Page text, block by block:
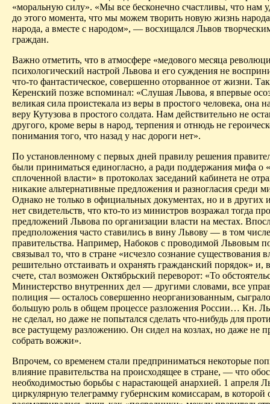
«моральную силу». «Мы все бесконечно счастливы, что нам
до этого момента, что мы можем творить новую жизнь
народа, а вместе с народом», — восхищался Львов
граждан.
Важно отметить, что в атмосфере «медового месяца
психологический настрой Львова и его суждения не
что-то фантастическое, совершенно оторванное от жизни.
Керенский позже вспоминал: «Слушая Львова, я впервые
великая сила проистекала из веры в простого человека, она
веру Кутузова в простого солдата. Нам действительно не
другого, кроме веры в народ, терпения и отнюдь не
понимания того, что назад у нас дороги нет».
По установленному с первых дней правилу решения
были приниматься единогласно, а ради поддержания мифа о
сплоченной власти» в протоколах заседаний кабинета не
никакие альтернативные предложения и разногласия среди
Однако не только в официальных документах, но и в других
нет свидетельств, что кто-то из министров возражал тогда
предложений Львова по организации власти на местах.
предположения часто ставились в вину Львову — в том
правительства. Например, Набоков с проводимой Львовым
связывал то, что в стране «исчезло сознание существования
решительно отстаивать и охранять гражданский порядок» и,
счете, стал возможен Октябрьский переворот: «То
Министерство внутренних дел — другими словами, все
полиция — осталось совершенно неорганизованным,
большую роль в общем процессе разложения России… Кн.
не сделал, но даже не попытался сделать что-нибудь для
все растущему разложению. Он сидел на козлах, но даже не
собрать вожжи».
Впрочем, со временем стали предприниматься некоторые
влияние правительства на происходящее в стране, — что
необходимостью борьбы с нарастающей анархией. 1 апреля
циркулярную телеграмму губернским комиссарам, в которой